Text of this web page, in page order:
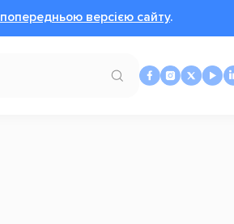
попередньою версією сайту.